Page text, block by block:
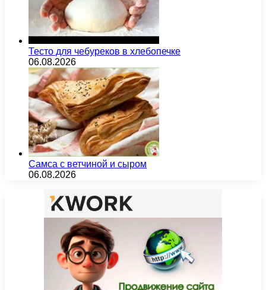
Тесто для чебуреков в хлебопечке
06.08.2026
Самса с ветчиной и сыром
06.08.2026